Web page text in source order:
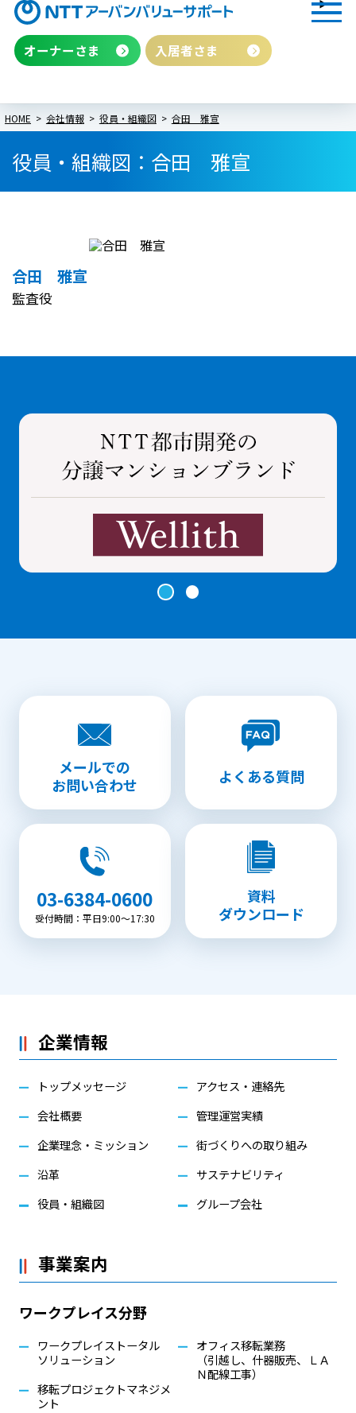
オーナーさま 入居者さま
HOME 会社情報 役員・組織図 合田 雅宣
役員・組織図：合田 雅宣
合田 雅宣
監査役
メールでの
お問い合わせ
よくある質問
03-6384-0600
受付時間：平日9:00〜17:30
資料
ダウンロード
企業情報
トップメッセージ
会社概要
企業理念・ミッション
沿革
役員・組織図
アクセス・連絡先
管理運営実績
街づくりへの取り組み
サステナビリティ
グループ会社
事業案内
ワークプレイス分野
ワークプレイストータル
ソリューション
移転プロジェクトマネジメ
ント
オフィス移転業務
（引越し、什器販売、ＬＡ
Ｎ配線工事）